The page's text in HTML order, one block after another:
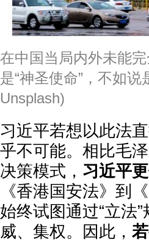
在中国当局内外未能
是“神圣使命”，不如
Unsplash)
习近平若想以此法
乎不可能。相比毛
决策模式， 习近平
《香港国安法》到
始终试图通过“立法
威、集权。因此，